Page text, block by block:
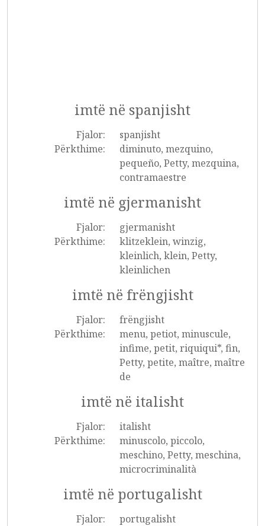
imtë në spanjisht
Fjalor:
spanjisht
Përkthime:
diminuto, mezquino,
pequeño, Petty, mezquina,
contramaestre
imtë në gjermanisht
Fjalor:
gjermanisht
Përkthime:
klitzeklein, winzig,
kleinlich, klein, Petty,
kleinlichen
imtë në frëngjisht
Fjalor:
frëngjisht
Përkthime:
menu, petiot, minuscule,
infime, petit, riquiqui*, fin,
Petty, petite, maître, maître
de
imtë në italisht
Fjalor:
italisht
Përkthime:
minuscolo, piccolo,
meschino, Petty, meschina,
microcriminalità
imtë në portugalisht
Fjalor:
portugalisht